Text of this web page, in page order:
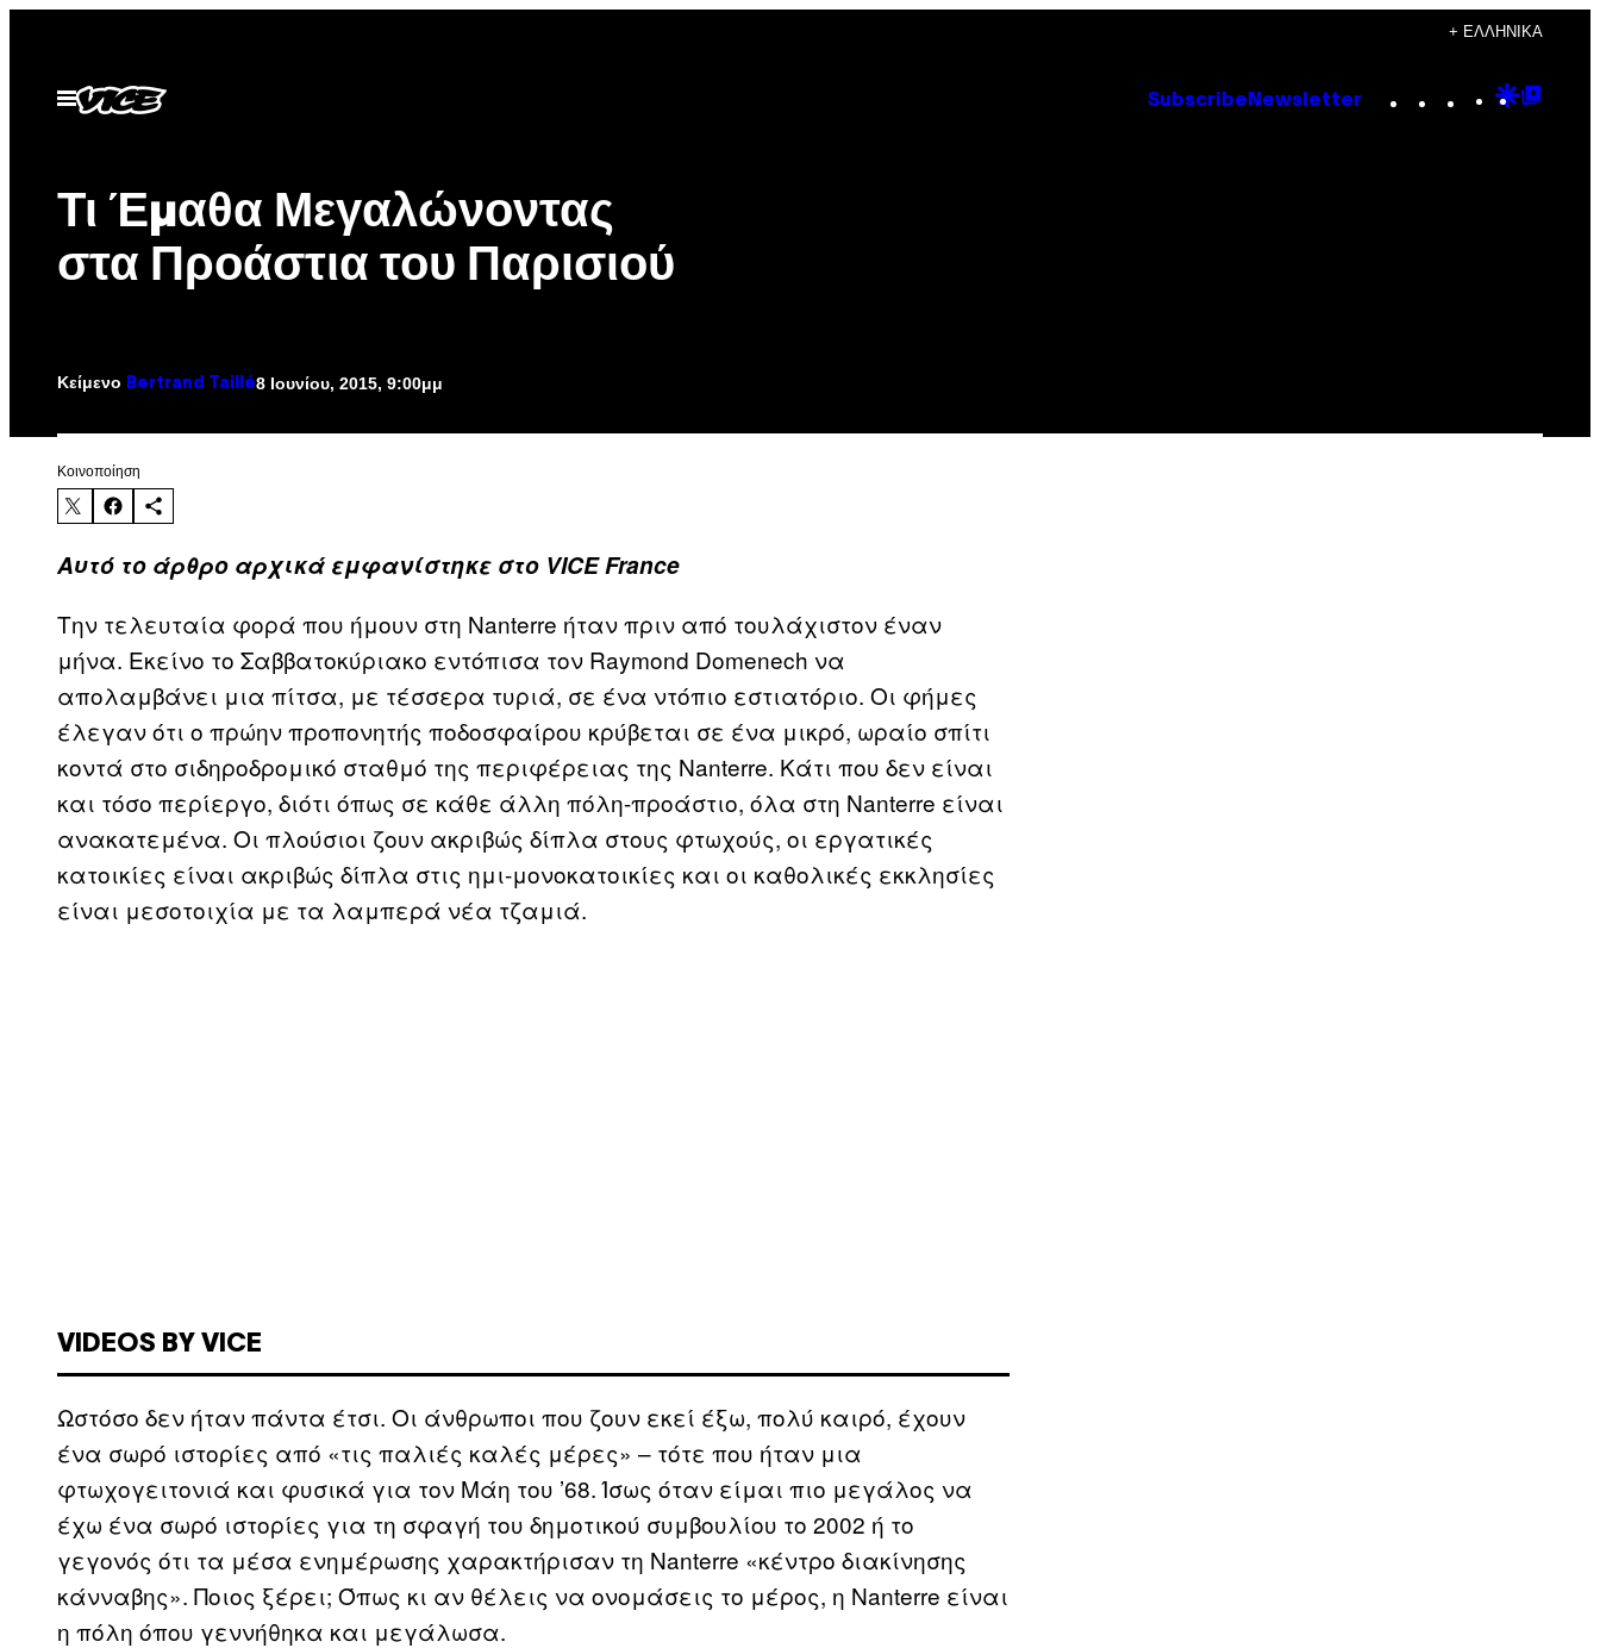
περιεχόμενο
+ ΕΛΛΗΝΙΚΆ
Ανοίξτε
το
Subscribe Newsletter Instagram
TikTok
YouTube
Google
Τι Έμαθα Μεγαλώνοντας
στα Προάστια του Παρισιού
Κείμενο Bertrand Taillé8 Ιουνίου, 2015, 9:00μμ
Kοινοποίηση
Αυτό το άρθρο αρχικά εμφανίστηκε στο VICE France
Την τελευταία φορά που ήμουν στη Nanterre ήταν πριν από τουλάχιστον έναν
μήνα. Εκείνο το Σαββατοκύριακο εντόπισα τον Raymond Domenech να
απολαμβάνει μια πίτσα, με τέσσερα τυριά, σε ένα ντόπιο εστιατόριο. Οι φήμες
έλεγαν ότι ο πρώην προπονητής ποδοσφαίρου κρύβεται σε ένα μικρό, ωραίο σπίτι
κοντά στο σιδηροδρομικό σταθμό της περιφέρειας της Nanterre. Κάτι που δεν είναι
και τόσο περίεργο, διότι όπως σε κάθε άλλη πόλη-προάστιο, όλα στη Nanterre είναι
ανακατεμένα. Οι πλούσιοι ζουν ακριβώς δίπλα στους φτωχούς, οι εργατικές
κατοικίες είναι ακριβώς δίπλα στις ημι-μονοκατοικίες και οι καθολικές εκκλησίες
είναι μεσοτοιχία με τα λαμπερά νέα τζαμιά.
VIDEOS BY VICE
Ωστόσο δεν ήταν πάντα έτσι. Οι άνθρωποι που ζουν εκεί έξω, πολύ καιρό, έχουν
ένα σωρό ιστορίες από «τις παλιές καλές μέρες» – τότε που ήταν μια
φτωχογειτονιά και φυσικά για τον Μάη του ’68. Ίσως όταν είμαι πιο μεγάλος να
έχω ένα σωρό ιστορίες για τη σφαγή του δημοτικού συμβουλίου το 2002 ή το
γεγονός ότι τα μέσα ενημέρωσης χαρακτήρισαν τη Nanterre «κέντρο διακίνησης
κάνναβης». Ποιος ξέρει; Όπως κι αν θέλεις να ονομάσεις το μέρος, η Nanterre είναι
η πόλη όπου γεννήθηκα και μεγάλωσα.